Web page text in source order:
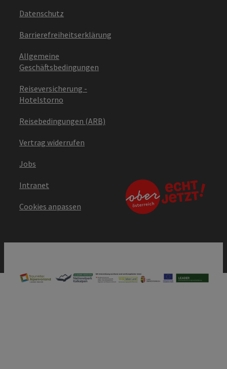
Datenschutz
Barrierefreiheitserklärung
Allgemeine
Geschäftsbedingungen
Reiseversicherung -
Hotelstorno
Reisebedingungen (ARB)
Vertrag widerrufen
Jobs
Intranet
Cookies anpassen